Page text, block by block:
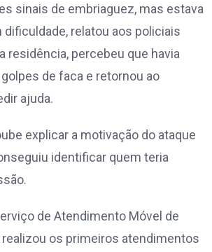
sinais de embriaguez, mas estava
relatou aos policiais
residência, percebeu que havia
de faca e retornou ao
ajuda.
explicar a motivação do ataque
identificar quem teria
de Atendimento Móvel de
realizou os primeiros atendimentos